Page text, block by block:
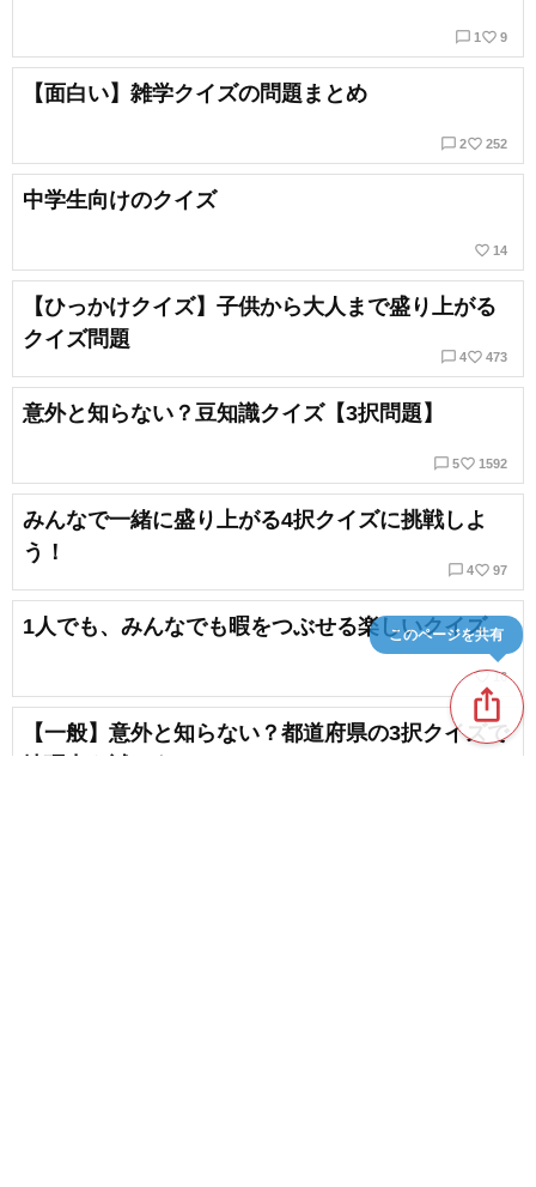
chat_bubble_outline 1 favorite_border 9
【面白い】雑学クイズの問題まとめ
chat_bubble_outline 2favorite_border 252
中学生向けのクイズ
favorite_border 14
【ひっかけクイズ】子供から大人まで盛り上がる
クイズ問題
chat_bubble_outline 4favorite_border 473
意外と知らない？豆知識クイズ【3択問題】
chat_bubble_outline 5favorite_border 1592
みんなで一緒に盛り上がる4択クイズに挑戦しよ
う！
chat_bubble_outline 4favorite_border 97
1人でも、みんなでも暇をつぶせる楽しいクイズ
favorite_border16
【一般】意外と知らない？都道府県の3択クイズで
ios_share
このページを共有